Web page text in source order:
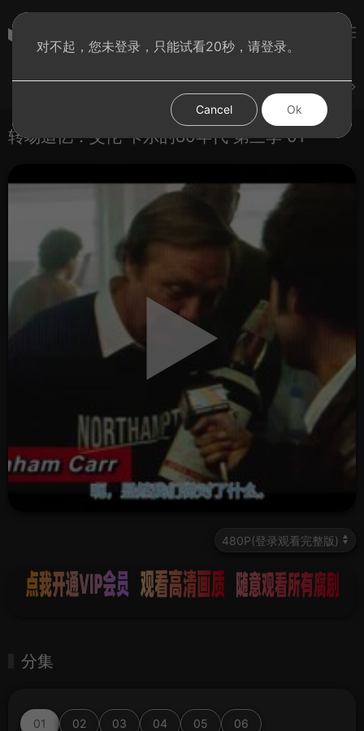
转场追忆：艾伦·卡尔的80年代 第三季 01
分集
01 02 03 04 05 06
对不起，您未登录，只能试看20秒，请登录。
Cancel Ok